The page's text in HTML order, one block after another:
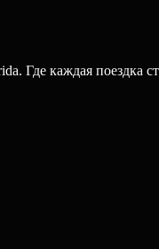
Где каждая поездка